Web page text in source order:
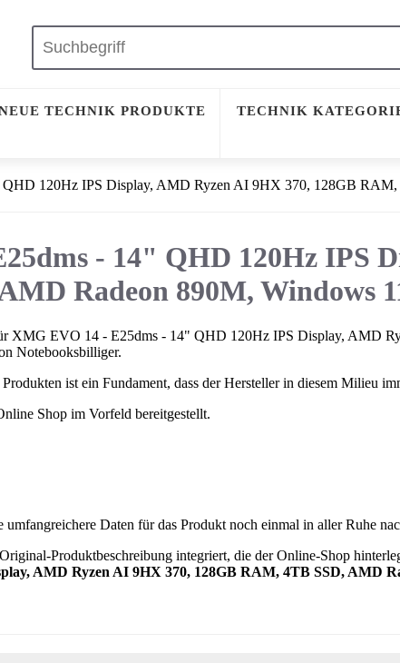
TECHNIK PRODUKTE TECHNIK
120Hz IPS Display, AMD Ryzen AI 9HX 370, 128GB
- 14" QHD 120Hz IPS
Radeon 890M, Windows
XMG EVO 14 - E25dms - 14" QHD 120Hz IPS Display, AMD
Notebooksbilliger.
ist ein Fundament, dass der Hersteller in diesem Milieu
Shop im Vorfeld bereitgestellt.
Daten für das Produkt noch einmal in aller Ruhe
Produktbeschreibung integriert, die der Online-Shop
AMD Ryzen AI 9HX 370, 128GB RAM, 4TB SSD, AMD